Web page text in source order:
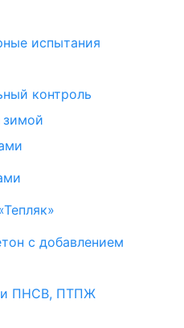
испытания
контроль
зимой
с добавлением
ПНСВ, ПТПЖ